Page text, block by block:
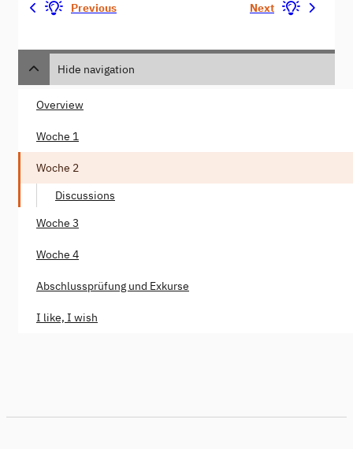
Previous Next
Hide navigation
Overview
Woche 1
Woche 2
Discussions
Woche 3
Woche 4
Abschlussprüfung und Exkurse
I like, I wish